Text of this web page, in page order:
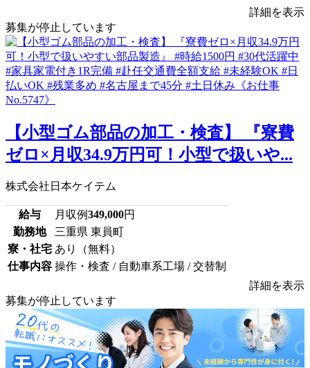
詳細を表示
募集が停止しています
【小型ゴム部品の加工・検査】 『寮費
ゼロ×月収34.9万円可！小型で扱いや...
株式会社日本ケイテム
給与 月収例349,000円
勤務地
三重県 東員町
寮・社宅 あり（無料）
仕事内容 操作・検査 / 自動車系工場 / 交替制
詳細を表示
募集が停止しています